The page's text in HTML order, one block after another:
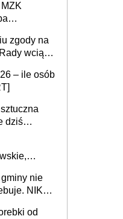
zgody na
wciąż
– ile osób
dziś
nie
NIK
od